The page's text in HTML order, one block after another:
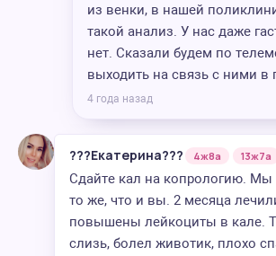
из венки, в нашей
такой анализ. У нас даже
нет. Сказали будем по
выходить на связь с ними в
4 года назад
???Екатерина??? 4ж8а 13ж7а
Сдайте кал на копрологию. Мы
то же, что и вы. 2 месяца
повышены лейкоциты в кале.
слизь, болел животик, плохо